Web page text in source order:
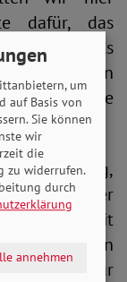
dafür, das
nicht als
zwischen
alternde
ehemaliger
für Arbeit
Redner in
zur
um
auf Basis von
Sie können
wir
die
zu widerrufen.
durch
annehmen